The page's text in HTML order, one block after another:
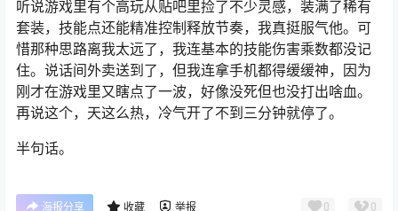
听说游戏里有个高玩从贴吧里捡了不少灵感，装满了稀有
套装，技能点还能精准控制释放节奏，我真挺服气他。可
惜那种思路离我太远了，我连基本的技能伤害乘数都没记
住。说话间外卖送到了，但我连拿手机都得缓缓神，因为
刚才在游戏里又瞎点了一波，好像没死但也没打出啥血。
再说这个，天这么热，冷气开了不到三分钟就停了。
半句话。
海报分享 收藏 举报 0 0